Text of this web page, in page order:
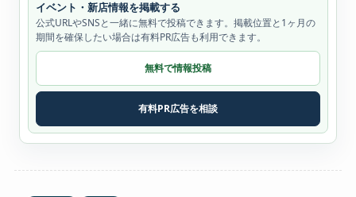
イベント・新店情報を掲載する
公式URLやSNSと一緒に無料で投稿できます。掲載位置と1ヶ月の
期間を確保したい場合は有料PR広告も利用できます。
無料で情報投稿
有料PR広告を相談